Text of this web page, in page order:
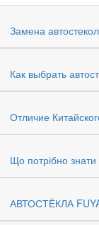
Замена автостекол
Как выбрать
Отличие
Що потрібно
АВТОСТЁКЛА